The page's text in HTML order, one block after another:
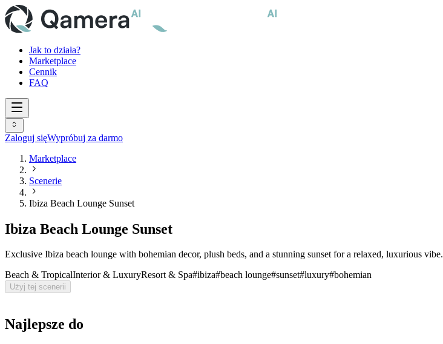
Jak to działa?
Marketplace
Cennik
FAQ
Zaloguj sięWypróbuj za darmo
Marketplace
Scenerie
Ibiza Beach Lounge Sunset
Ibiza Beach Lounge Sunset
Exclusive Ibiza beach lounge with bohemian decor, plush beds, and a stunning sunset for a relaxed, luxurious vibe.
Beach & TropicalInterior & LuxuryResort & Spa#ibiza#beach lounge#sunset#luxury#bohemian
Użyj tej scenerii
Najlepsze do